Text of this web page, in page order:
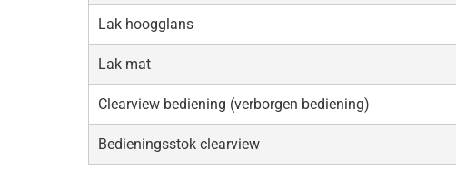
Lak hoogglans
Lak mat
Clearview bediening (verborgen bediening)
Bedieningsstok clearview